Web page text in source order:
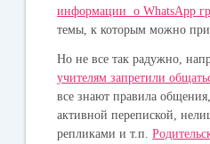
информации о WhatsApp
темы, к которым можно
Но не все так радужно,
учителям запретили
все знают правила
активной перепиской,
репликами и т.п.